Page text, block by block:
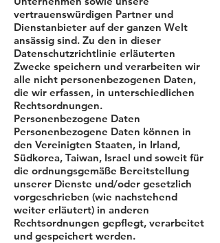
vertrauenswürdigen Partner und
Dienstanbieter auf der ganzen Welt
ansässig sind. Zu den in dieser
Datenschutzrichtlinie erläuterten
Zwecke speichern und verarbeiten wir
alle nicht personenbezogenen Daten,
die wir erfassen, in unterschiedlichen
Rechtsordnungen.
Personenbezogene Daten
Personenbezogene Daten können in
den Vereinigten Staaten, in Irland,
Südkorea, Taiwan, Israel und soweit für
die ordnungsgemäße Bereitstellung
unserer Dienste und/oder gesetzlich
vorgeschrieben (wie nachstehend
weiter erläutert) in anderen
Rechtsordnungen gepflegt, verarbeitet
und gespeichert werden.